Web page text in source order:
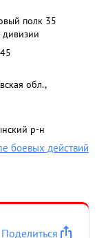
полк 35
дивизии
обл.,
р-н
боевых действий
Поделиться